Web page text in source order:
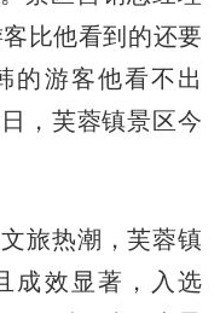
比他看到的还要
的游客他看不出
，芙蓉镇景区今
旅热潮，芙蓉镇
成效显著，入选